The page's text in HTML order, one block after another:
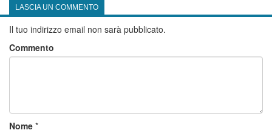
LASCIA UN COMMENTO
Il tuo indirizzo email non sarà pubblicato.
Commento
Nome *